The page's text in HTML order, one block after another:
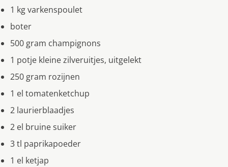
1 kg varkenspoulet
boter
500 gram champignons
1 potje kleine zilveruitjes, uitgelekt
250 gram rozijnen
1 el tomatenketchup
2 laurierblaadjes
2 el bruine suiker
3 tl paprikapoeder
1 el ketjap